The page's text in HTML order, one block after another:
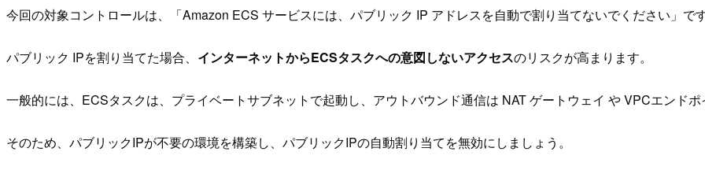
今回の対象コントロールは、「Amazon ECS サービスには、パブリック IP アドレスを自動で割り当てないでください」です
パブリック IPを割り当てた場合、 インターネットからECSタスクへの意図しないアクセスのリスクが高まります。
一般的には、ECSタスクは、プライベートサブネットで起動し、アウトバウンド通信は NAT ゲートウェイ や VPCエンド
そのため、パブリックIPが不要の環境を構築し、パブリックIPの自動割り当てを無効にしましょう。